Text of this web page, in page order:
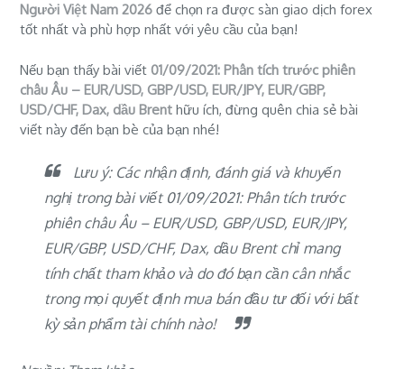
Người Việt Nam 2026 để chọn ra được sàn giao dịch forex
tốt nhất và phù hợp nhất với yêu cầu của bạn!
Nếu bạn thấy bài viết 01/09/2021: Phân tích trước phiên
châu Âu – EUR/USD, GBP/USD, EUR/JPY, EUR/GBP,
USD/CHF, Dax, dầu Brent hữu ích, đừng quên chia sẻ bài
viết này đến bạn bè của bạn nhé!
Lưu ý: Các nhận định, đánh giá và khuyến
nghị trong bài viết 01/09/2021: Phân tích trước
phiên châu Âu – EUR/USD, GBP/USD, EUR/JPY,
EUR/GBP, USD/CHF, Dax, dầu Brent chỉ mang
tính chất tham khảo và do đó bạn cần cân nhắc
trong mọi quyết định mua bán đầu tư đối với bất
kỳ sản phẩm tài chính nào!